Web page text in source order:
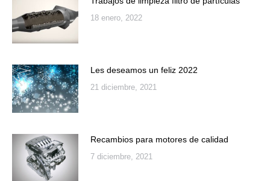
18 enero, 2022
Les deseamos un feliz 2022
21 diciembre, 2021
Recambios para motores de calidad
7 diciembre, 2021